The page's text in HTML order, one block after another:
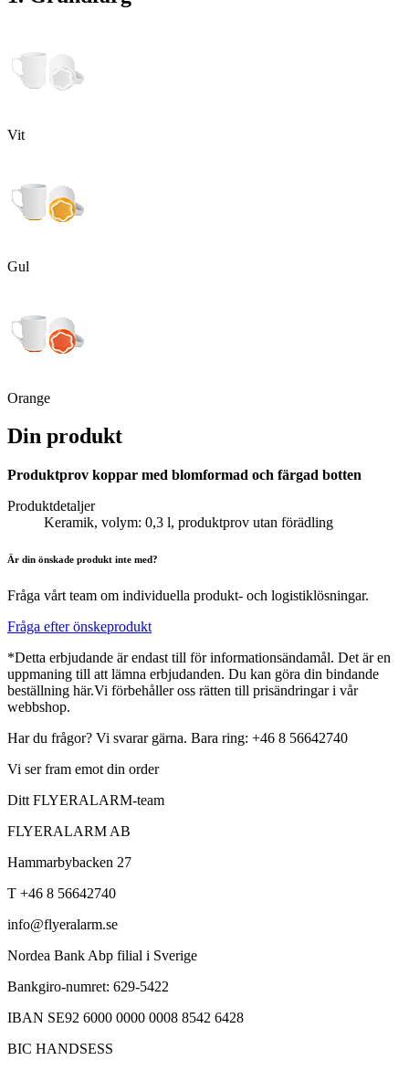
Vit
Gul
Orange
Din produkt
Produktprov koppar med blomformad och färgad botten
Produktdetaljer
Keramik, volym: 0,3 l, produktprov utan förädling
Är din önskade produkt inte med?
Fråga vårt team om individuella produkt- och logistiklösningar.
Fråga efter önskeprodukt
*Detta erbjudande är endast till för informationsändamål. Det är en
uppmaning till att lämna erbjudanden. Du kan göra din bindande
beställning här.Vi förbehåller oss rätten till prisändringar i vår
webbshop.
Har du frågor? Vi svarar gärna. Bara ring: +46 8 56642740
Vi ser fram emot din order
Ditt FLYERALARM-team
FLYERALARM AB
Hammarbybacken 27
T +46 8 56642740
info@flyeralarm.se
Nordea Bank Abp filial i Sverige
Bankgiro-numret: 629-5422
IBAN SE92 6000 0000 0008 8542 6428
BIC HANDSESS